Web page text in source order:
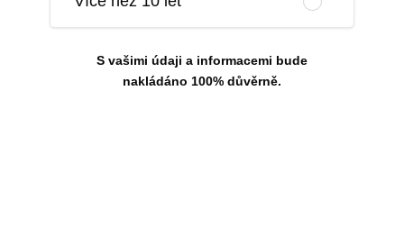
S vašimi údaji a informacemi bude
nakládáno 100% důvěrně.